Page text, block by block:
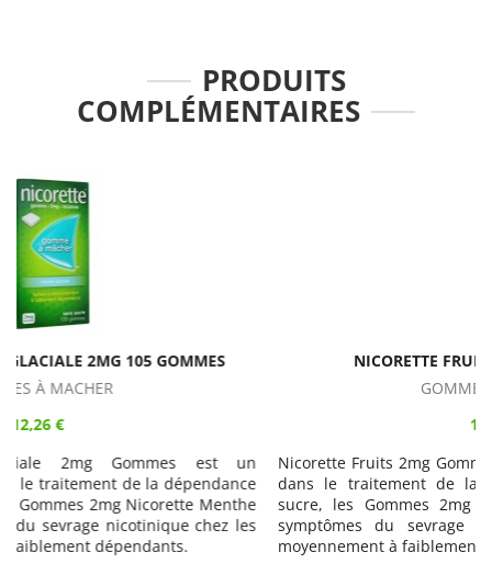
PRODUITS
COMPLÉMENTAIRES
NICORETTE FRUITS 2MG 105 GOMMES
Nicorette Fruits 2mg Gommes est un médicament indiqué
dans le traitement de la dépendance tabagique. Sans
sucre, les Gommes 2mg Nicorette Fruits soulagent les
symptômes du sevrage nicotinique chez les fumeurs
moyennement à faiblement dépendants.